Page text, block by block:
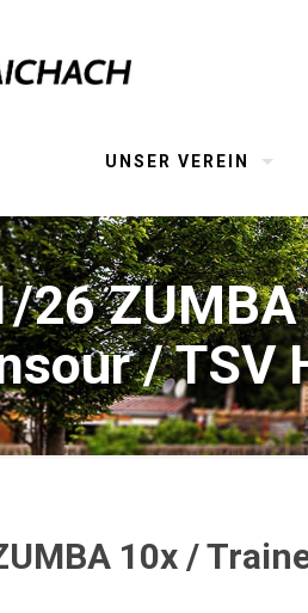
UNSER VEREIN
26
/ TSV
10x /